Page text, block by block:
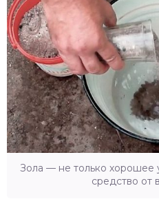
Зола — не только хорошее
средство от